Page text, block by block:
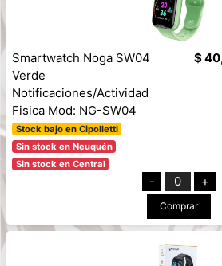
Smartwatch Noga SW04
Verde
Notificaciones/Actividad
Fisica Mod: NG-SW04
Stock bajo en Cipolletti
Sin stock en Neuquén
Sin stock en Central
$
- 0 +
Comprar